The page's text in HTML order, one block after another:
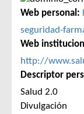
Web personal:
seguridad-
Web
http://
Descriptor
Salud 2.0
Divulgación